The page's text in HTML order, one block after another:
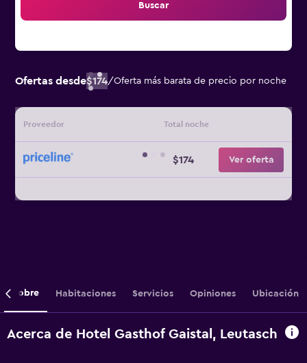
Buscar
Ofertas desde$174/Oferta más barata de precio por noche
Proveedor Total noche
$174 Ver oferta
Sobre Habitaciones Servicios Opiniones Ubicación
Acerca de Hotel Gasthof Gaistal, Leutasch